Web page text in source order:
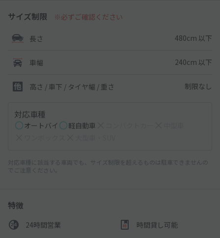
サイズ制限 ※必ずご確認ください
長さ 480cm 以下
車幅 240cm 以下
高さ / 車下 / タイヤ幅 / 重さ 制限なし
対応車種
オートバイ 軽自動車
対応車種に該当する車両でも、サイズ制限を超えるものは駐車できませんの
でご注意ください。
特徴
24時間営業 時間貸し可能